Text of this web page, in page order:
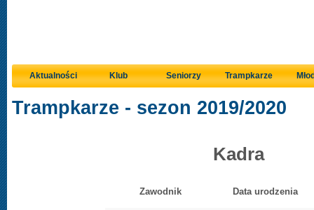
Aktualności Klub Seniorzy Trampkarze
Trampkarze - sezon 2019/2020
Kadra
Zawodnik Data urodzenia